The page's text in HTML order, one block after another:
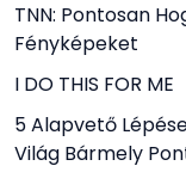
TNN: Pontosan
Fényképeket
I DO THIS FOR ME
5 Alapvető
Világ Bármely